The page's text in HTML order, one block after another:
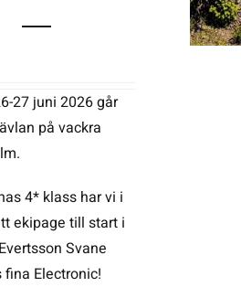
Profilprodukter
kuriosa
Dokument &
protokoll
27 juni 2026 går
på vackra
4* klass har vi i
ekipage till start i
Svane
fina Electronic!